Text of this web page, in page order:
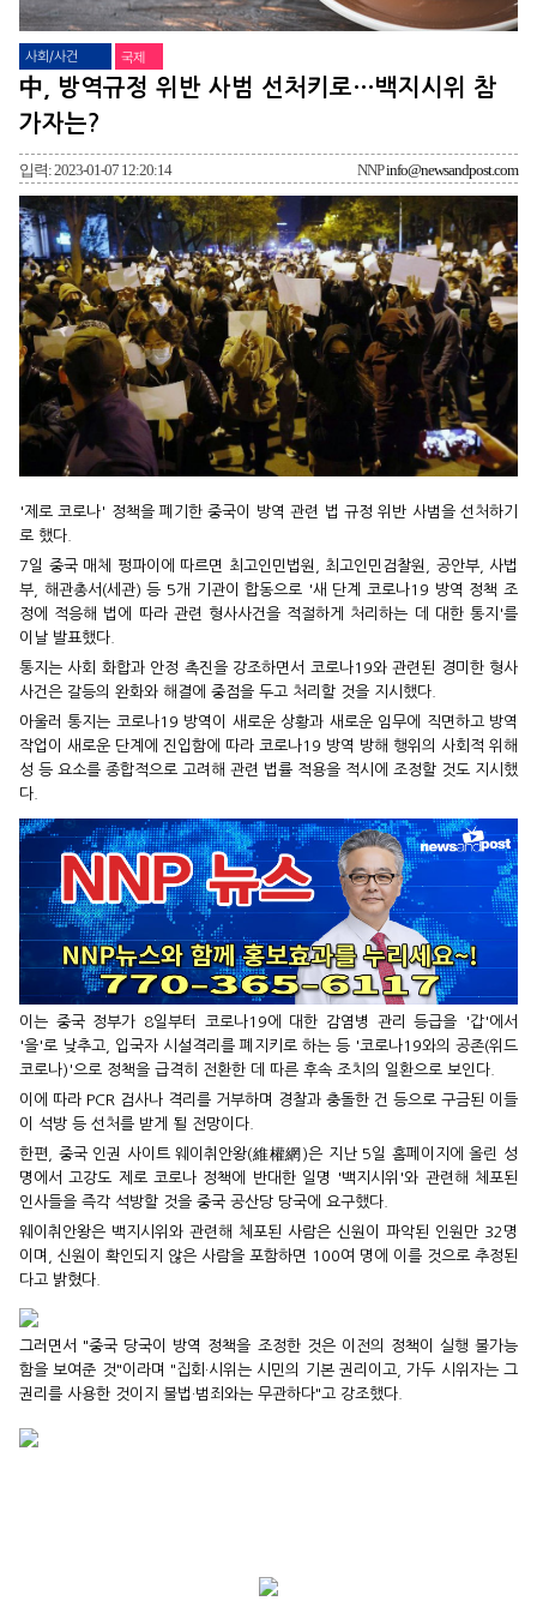
사회/사건 국제
中, 방역규정 위반 사범 선처키로…백지시위 참
가자는?
입력: 2023-01-07 12:20:14 NNPinfo@newsandpost.com
'제로 코로나' 정책을 폐기한 중국이 방역 관련 법 규정 위반 사범을 선처하기
로 했다.
7일 중국 매체 펑파이에 따르면 최고인민법원, 최고인민검찰원, 공안부, 사법
부, 해관총서(세관) 등 5개 기관이 합동으로 '새 단계 코로나19 방역 정책 조
정에 적응해 법에 따라 관련 형사사건을 적절하게 처리하는 데 대한 통지'를
이날 발표했다.
통지는 사회 화합과 안정 촉진을 강조하면서 코로나19와 관련된 경미한 형사
사건은 갈등의 완화와 해결에 중점을 두고 처리할 것을 지시했다.
아울러 통지는 코로나19 방역이 새로운 상황과 새로운 임무에 직면하고 방역
작업이 새로운 단계에 진입함에 따라 코로나19 방역 방해 행위의 사회적 위해
성 등 요소를 종합적으로 고려해 관련 법률 적용을 적시에 조정할 것도 지시했
다.
이는 중국 정부가 8일부터 코로나19에 대한 감염병 관리 등급을 '갑'에서
'을'로 낮추고, 입국자 시설격리를 폐지키로 하는 등 '코로나19와의 공존(위드
코로나)'으로 정책을 급격히 전환한 데 따른 후속 조치의 일환으로 보인다.
이에 따라 PCR 검사나 격리를 거부하며 경찰과 충돌한 건 등으로 구금된 이들
이 석방 등 선처를 받게 될 전망이다.
한편, 중국 인권 사이트 웨이취안왕(維權網)은 지난 5일 홈페이지에 올린 성
명에서 고강도 제로 코로나 정책에 반대한 일명 '백지시위'와 관련해 체포된
인사들을 즉각 석방할 것을 중국 공산당 당국에 요구했다.
웨이취안왕은 백지시위와 관련해 체포된 사람은 신원이 파악된 인원만 32명
이며, 신원이 확인되지 않은 사람을 포함하면 100여 명에 이를 것으로 추정된
다고 밝혔다.
그러면서 "중국 당국이 방역 정책을 조정한 것은 이전의 정책이 실행 불가능
함을 보여준 것"이라며 "집회·시위는 시민의 기본 권리이고, 가두 시위자는 그
권리를 사용한 것이지 불법·범죄와는 무관하다"고 강조했다.